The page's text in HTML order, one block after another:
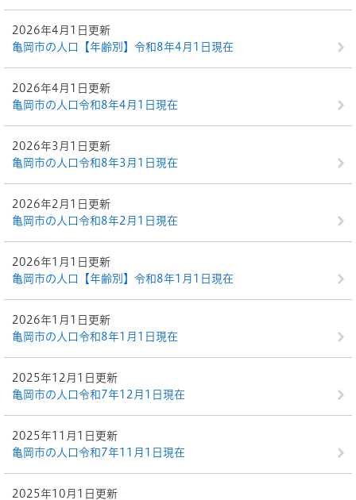
2026年4月1日更新
亀岡市の人口【年齢別】令和8年4月1日現在
2026年4月1日更新
亀岡市の人口令和8年4月1日現在
2026年3月1日更新
亀岡市の人口令和8年3月1日現在
2026年2月1日更新
亀岡市の人口令和8年2月1日現在
2026年1月1日更新
亀岡市の人口【年齢別】令和8年1月1日現在
2026年1月1日更新
亀岡市の人口令和8年1月1日現在
2025年12月1日更新
亀岡市の人口令和7年12月1日現在
2025年11月1日更新
亀岡市の人口令和7年11月1日現在
2025年10月1日更新